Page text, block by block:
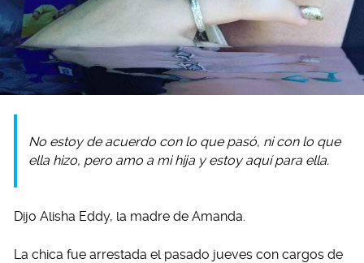
No estoy de acuerdo con lo que pasó, ni con lo que
ella hizo, pero amo a mi hija y estoy aquí para ella.
Dijo Alisha Eddy, la madre de Amanda.
La chica fue arrestada el pasado jueves con cargos de